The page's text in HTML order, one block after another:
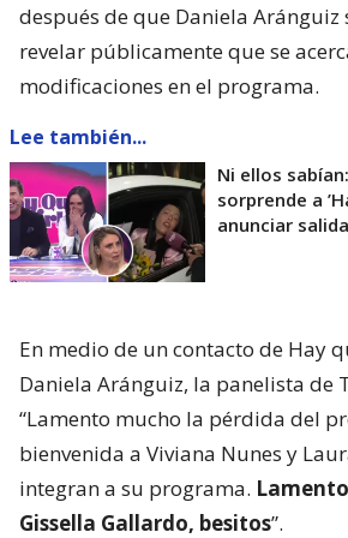
después de que Daniela
revelar públicamente que se
modificaciones en el programa.
Lee también...
Ni ellos
sorprende a
anunciar
En medio de un contacto de Hay
Daniela Aránguiz, la panelista de
“Lamento mucho la pérdida del
bienvenida a Viviana Nunes y
integran a su programa.
Gissella Gallardo, besitos”.